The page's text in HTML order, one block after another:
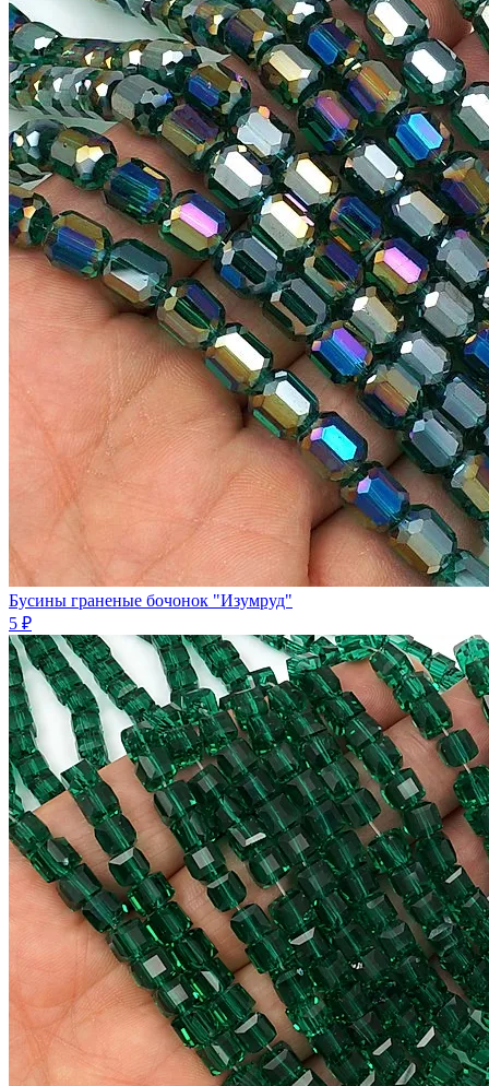
Бусины граненые бочонок "Изумруд"
5 ₽